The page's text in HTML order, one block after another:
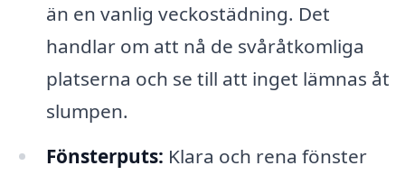
än en vanlig veckostädning. Det
handlar om att nå de svåråtkomliga
platserna och se till att inget lämnas åt
slumpen.
Fönsterputs: Klara och rena fönster